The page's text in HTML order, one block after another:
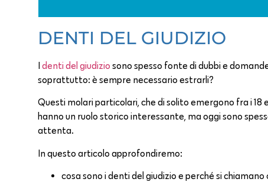
DENTI DEL GIUDIZIO
Identi del giudizio sono spesso fonte di dubbi e
soprattutto: è sempre necessario estrarli?
Questi molari particolari, che di solito emergono fra i
hanno un ruolo storico interessante, ma oggi sono
attenta.
In questo articolo approfondiremo:
cosa sono i denti del giudizio e perché si chiamano